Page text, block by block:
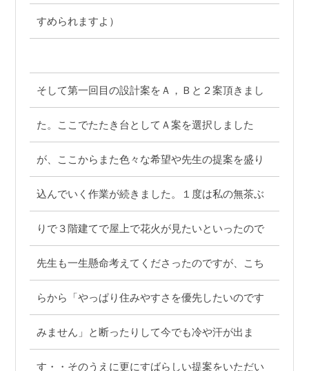
すめられますよ）
そして第一回目の設計案をＡ，Ｂと２案頂きまし
た。ここでたたき台としてＡ案を選択しました
が、ここからまた色々な希望や先生の提案を盛り
込んでいく作業が続きました。１度は私の無茶ぶ
りで３階建てで屋上で花火が見たいといったので
先生も一生懸命考えてくださったのですが、こち
らから「やっぱり住みやすさを優先したいのです
みません」と断ったりして今でも冷や汗が出ま
す・・そのうえに更にすばらしい提案をいただい